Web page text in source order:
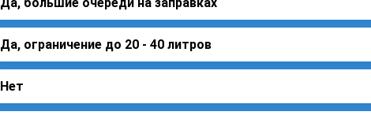
Да, ограничение до 20 - 40 литров
Нет